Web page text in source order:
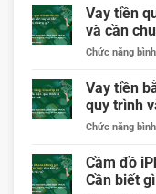
Vay tiền
và cần
Chức năng
Vay tiền
quy trình
Chức năng
Cầm đồ
Cần biết